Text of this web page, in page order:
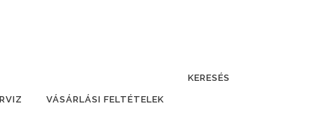
VÁSÁRLÁSI FELTÉTELEK
KERESÉS